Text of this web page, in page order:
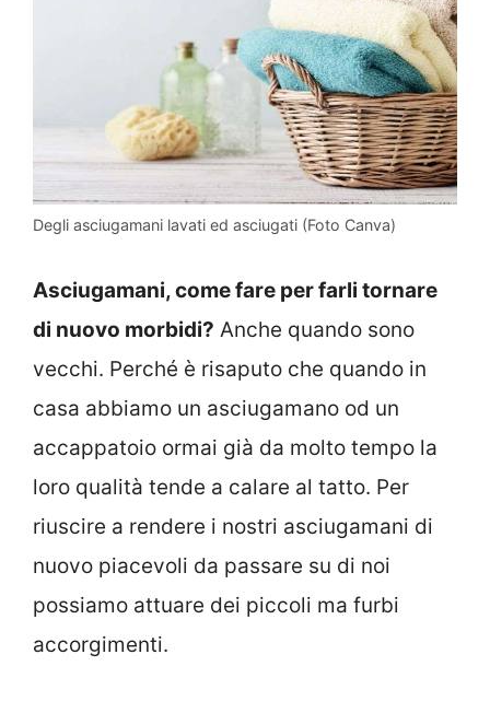
Degli asciugamani lavati ed asciugati (Foto Canva)
Asciugamani, come fare per farli tornare
di nuovo morbidi? Anche quando sono
vecchi. Perché è risaputo che quando in
casa abbiamo un asciugamano od un
accappatoio ormai già da molto tempo la
loro qualità tende a calare al tatto. Per
riuscire a rendere i nostri asciugamani di
nuovo piacevoli da passare su di noi
possiamo attuare dei piccoli ma furbi
accorgimenti.